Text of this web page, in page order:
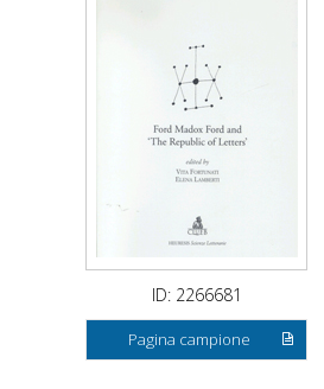
ID: 2266681
Pagina campione